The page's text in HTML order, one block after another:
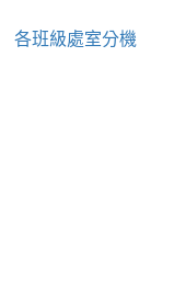
各班級處室分機